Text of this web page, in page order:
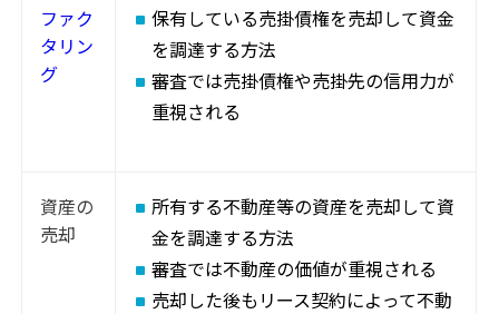
ファク
タリン
グ
保有している売掛債権を売却して資金
を調達する方法
審査では売掛債権や売掛先の信用力が
重視される
資産の
売却
所有する不動産等の資産を売却して資
金を調達する方法
審査では不動産の価値が重視される
売却した後もリース契約によって不動